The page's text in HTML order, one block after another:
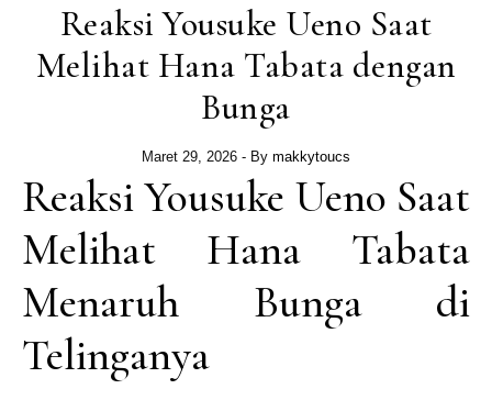
Reaksi Yousuke Ueno Saat
Melihat Hana Tabata dengan
Bunga
Maret 29, 2026 - By makkytoucs
Reaksi Yousuke Ueno Saat
Melihat Hana Tabata
Menaruh Bunga di
Telinganya